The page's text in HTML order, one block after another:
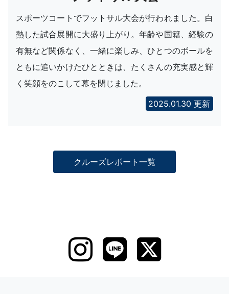
スポーツコートでフットサル大会が行われました。白
熱した試合展開に大盛り上がり。年齢や国籍、経験の
有無など関係なく、一緒に楽しみ、ひとつのボールを
ともに追いかけたひとときは、たくさんの充実感と輝
く笑顔をのこして幕を閉じました。
2025.01.30 更新
クルーズレポート一覧